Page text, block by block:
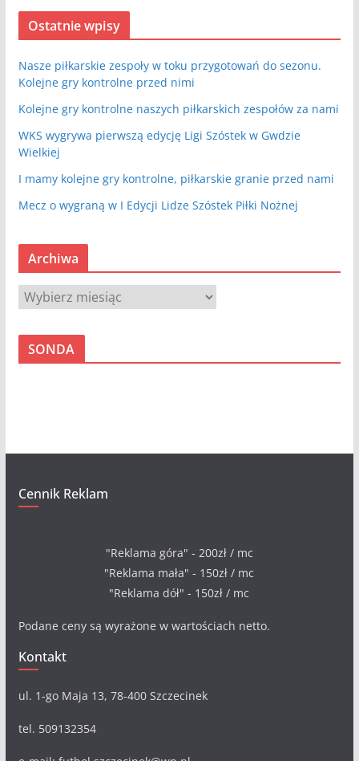
Ostatnie wpisy
Nasze piłkarskie zespoły w toku przygotowań do sezonu.
Kolejne gry kontrolne przed nimi
Kolejne gry kontrolne naszych piłkarskich zespołów za nami
WKS wygrywa pierwszą edycję Ligi Szóstek w Gwdzie
Wielkiej
I mamy kolejne gry kontrolne, piłkarskie granie przed nami
Mecz o wygraną w I Edycji Lidze Szóstek Piłki Nożnej
Archiwa
A
r
c
SONDA
Cennik Reklam
"Reklama góra" - 200zł / mc
"Reklama mała" - 150zł / mc
"Reklama dół" - 150zł / mc
Podane ceny są wyrażone w wartościach netto.
Kontakt
ul. 1-go Maja 13, 78-400 Szczecinek
tel. 509132354